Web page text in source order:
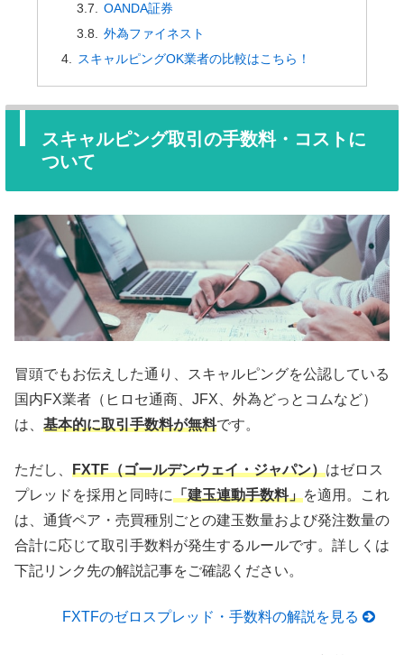
OANDA証券
外為ファイネスト
スキャルピングOK業者の比較はこちら！
スキャルピング取引の手数料・コストに
ついて
冒頭でもお伝えした通り、スキャルピングを公認している
国内FX業者（ヒロセ通商、JFX、外為どっとコムなど）
は、 基本的に取引手数料が無料です。
ただし、 FXTF（ゴールデンウェイ・ジャパン）はゼロス
プレッドを採用と同時に「建玉連動手数料」を適用。これ
は、通貨ペア・売買種別ごとの建玉数量および発注数量の
合計に応じて取引手数料が発生するルールです。詳しくは
下記リンク先の解説記事をご確認ください。
FXTFのゼロスプレッド・手数料の解説を見る